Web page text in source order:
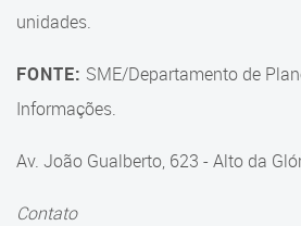
Gerência de Segurança
Gerência de Transporte
Gerência de Transporte para
a Educação Especial - SITES
unidades.
FONTE: SME/Departamento de
Informações.
Av. João Gualberto, 623 - Alto da
Contato